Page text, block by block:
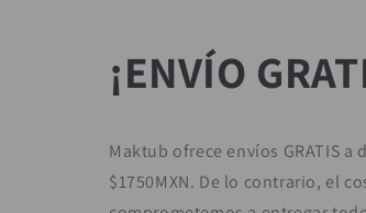
¡ENVÍO
Maktub ofrece envíos GRATIS
$1750MXN. De lo contrario, el